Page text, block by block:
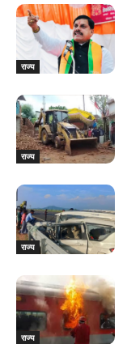
राज्य
राज्य
राज्य
राज्य